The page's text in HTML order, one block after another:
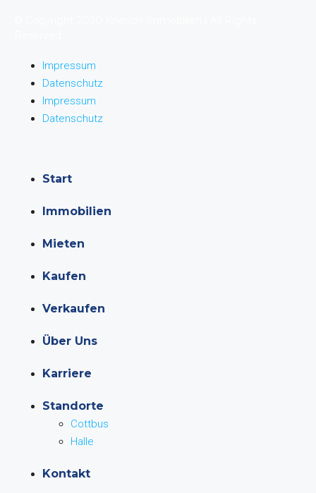
Impressum
Datenschutz
Impressum
Datenschutz
Start
Immobilien
Mieten
Kaufen
Verkaufen
Über Uns
Karriere
Standorte
Cottbus
Halle
Kontakt